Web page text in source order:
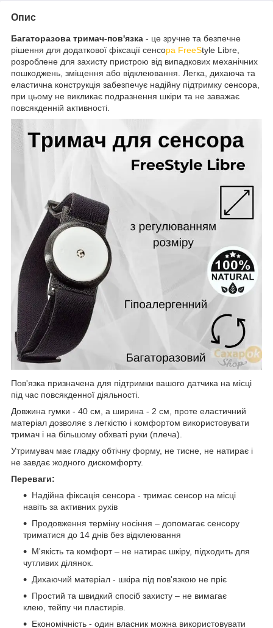
Опис
Багаторазова тримач-пов'язка - це зручне та безпечне
рішення для додаткової фіксації сенсора FreeStyle Libre,
розроблене для захисту пристрою від випадкових механічних
пошкоджень, зміщення або відклеювання. Легка, дихаюча та
еластична конструкція забезпечує надійну підтримку сенсора,
при цьому не викликає подразнення шкіри та не заважає
повсякденній активності.
Пов'язка призначена для підтримки вашого датчика на місці
під час повсякденної діяльності.
Довжина гумки - 40 см, а ширина - 2 см, проте еластичний
матеріал дозволяє з легкістю і комфортом використовувати
тримач і на більшому обхваті руки (плеча).
Утримувач має гладку обтічну форму, не тисне, не натирає і
не завдає жодного дискомфорту.
Переваги:
Надійна фіксація сенсора - тримає сенсор на місці
навіть за активних рухів
Продовження терміну носіння – допомагає сенсору
триматися до 14 днів без відклеювання
М'якість та комфорт – не натирає шкіру, підходить для
чутливих ділянок.
Дихаючий матеріал - шкіра під пов'язкою не пріє
Простий та швидкий спосіб захисту – не вимагає
клею, тейпу чи пластирів.
Економічність - один власник можна використовувати